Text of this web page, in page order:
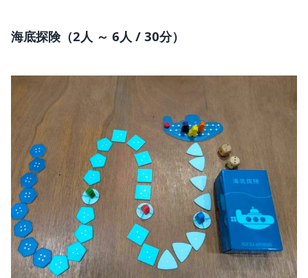
海底探険（2人 ～ 6人 / 30分）